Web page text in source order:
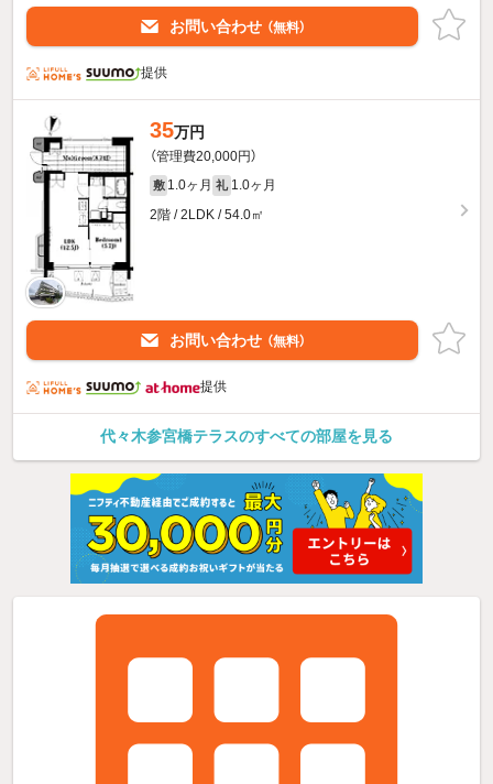
お問い合わせ （無料）
提供
35万円
（管理費20,000円）
敷 1.0ヶ月 礼 1.0ヶ月
2階 / 2LDK / 54.0㎡
お問い合わせ （無料）
提供
代々木参宮橋テラスのすべての部屋を見る